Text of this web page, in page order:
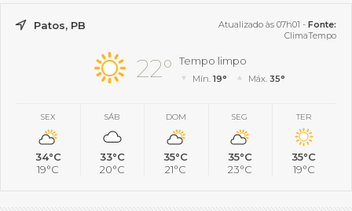
Patos, PB Atualizado às 07h01 - Fonte:
ClimaTempo
22° Tempo limpo
Mín.19° Máx. 35°
SEX
34°C
19°C
SÁB
33°C
20°C
DOM
35°C
21°C
SEG
35°C
23°C
TER
35°C
19°C